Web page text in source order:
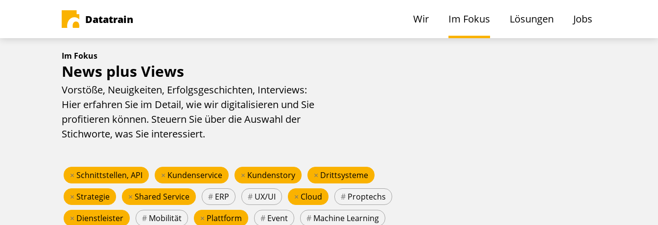
Datatrain Wir Im Fokus Lösungen Jobs
Im Fokus
News plus Views
Vorstöße, Neuigkeiten, Erfolgsgeschichten, Interviews:
Hier erfahren Sie im Detail, wie wir digitalisieren und Sie
profitieren können. Steuern Sie über die Auswahl der
Stichworte, was Sie interessiert.
× Schnittstellen, API × Kundenservice × Kundenstory × Drittsysteme
× Strategie × Shared Service # ERP # UX/UI × Cloud # Proptechs
× Dienstleister # Mobilität × Plattform # Event # Machine Learning